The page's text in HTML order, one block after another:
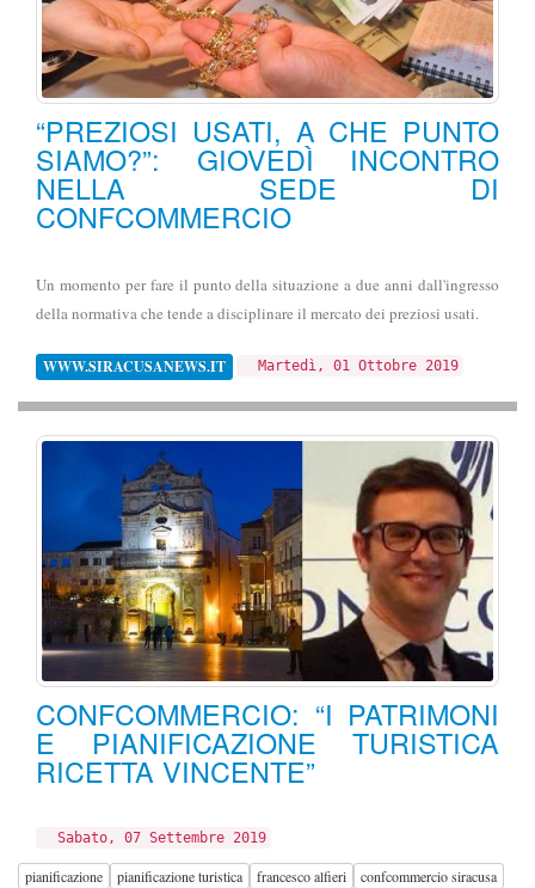
“PREZIOSI USATI, A CHE PUNTO
SIAMO?”: GIOVEDÌ INCONTRO
NELLA SEDE DI
CONFCOMMERCIO
Un momento per fare il punto della situazione a due anni dall'ingresso
della normativa che tende a disciplinare il mercato dei preziosi usati.
WWW.SIRACUSANEWS.IT Martedì, 01 Ottobre 2019
CONFCOMMERCIO: “I PATRIMONI
E PIANIFICAZIONE TURISTICA
RICETTA VINCENTE”
Sabato, 07 Settembre 2019
pianificazione pianificazione turistica francesco alfieri confcommercio siracusa